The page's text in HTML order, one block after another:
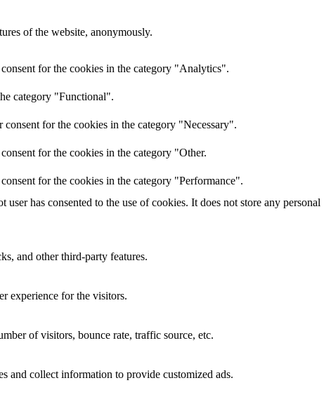
of the website, anonymously.
for the cookies in the category "Analytics".
category "Functional".
for the cookies in the category "Necessary".
for the cookies in the category "Other.
for the cookies in the category "Performance".
has consented to the use of cookies. It does not store any personal
and other third-party features.
experience for the visitors.
of visitors, bounce rate, traffic source, etc.
and collect information to provide customized ads.